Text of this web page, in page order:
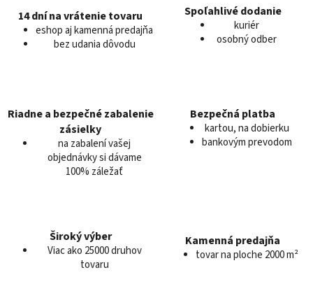
14 dní na vrátenie tovaru
eshop aj kamenná predajňa
bez udania dôvodu
Spoľahlivé dodanie
kuriér
osobný odber
Riadne a bezpečné zabalenie
zásielky
na zabalení vašej
objednávky si dávame
100% záležať
Bezpečná platba
kartou, na dobierku
bankovým prevodom
Široký výber
Viac ako 25000 druhov
tovaru
Kamenná predajňa
tovar na ploche 2000 m²